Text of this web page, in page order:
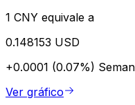
1 CNY equivale a
0.148153 USD
+0.0001 (0.07%)
Ver gráfico